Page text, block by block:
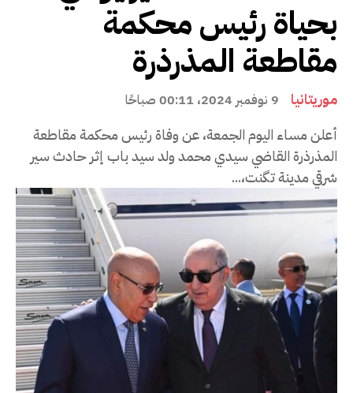
بحياة رئيس محكمة
مقاطعة المذرذرة
موريتانيا 9 نوفمبر 2024، 00:11 صباحًا
أعلن مساء اليوم الجمعة، عن وفاة رئيس محكمة مقاطعة
المذرذرة القاضي سيدي محمد ولد سيد باب إثر حادث سير
شرقي مدينة تگنت،...